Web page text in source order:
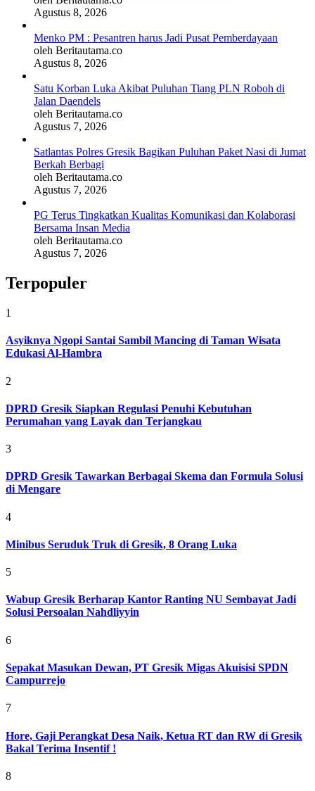
Agustus 8, 2026
Menko PM : Pesantren harus Jadi Pusat Pemberdayaan
oleh Beritautama.co
Agustus 8, 2026
Satu Korban Luka Akibat Puluhan Tiang PLN Roboh di
Jalan Daendels
oleh Beritautama.co
Agustus 7, 2026
Satlantas Polres Gresik Bagikan Puluhan Paket Nasi di Jumat
Berkah Berbagi
oleh Beritautama.co
Agustus 7, 2026
PG Terus Tingkatkan Kualitas Komunikasi dan Kolaborasi
Bersama Insan Media
oleh Beritautama.co
Agustus 7, 2026
Terpopuler
1
Asyiknya Ngopi Santai Sambil Mancing di Taman Wisata
Edukasi Al-Hambra
2
DPRD Gresik Siapkan Regulasi Penuhi Kebutuhan
Perumahan yang Layak dan Terjangkau
3
DPRD Gresik Tawarkan Berbagai Skema dan Formula Solusi
di Mengare
4
Minibus Seruduk Truk di Gresik, 8 Orang Luka
5
Wabup Gresik Berharap Kantor Ranting NU Sembayat Jadi
Solusi Persoalan Nahdliyyin
6
Sepakat Masukan Dewan, PT Gresik Migas Akuisisi SPDN
Campurrejo
7
Hore, Gaji Perangkat Desa Naik, Ketua RT dan RW di Gresik
Bakal Terima Insentif !
8